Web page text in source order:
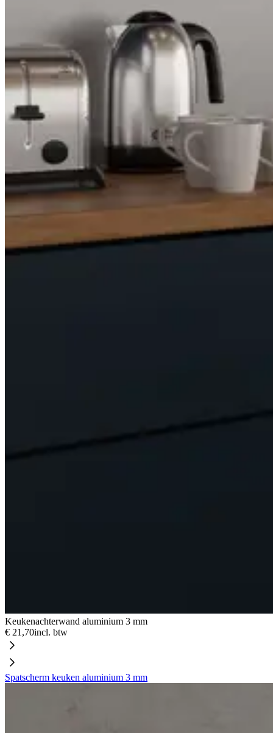
Keukenachterwand aluminium 3 mm
€ 21,70incl. btw
Spatscherm keuken aluminium 3 mm